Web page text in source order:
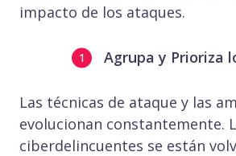
impacto de los ataques.
Agrupa y Prioriza
Las técnicas de ataque y las
evolucionan constantemente.
ciberdelincuentes se están